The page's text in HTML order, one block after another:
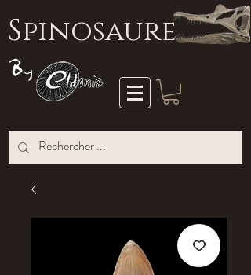
Spinosaure